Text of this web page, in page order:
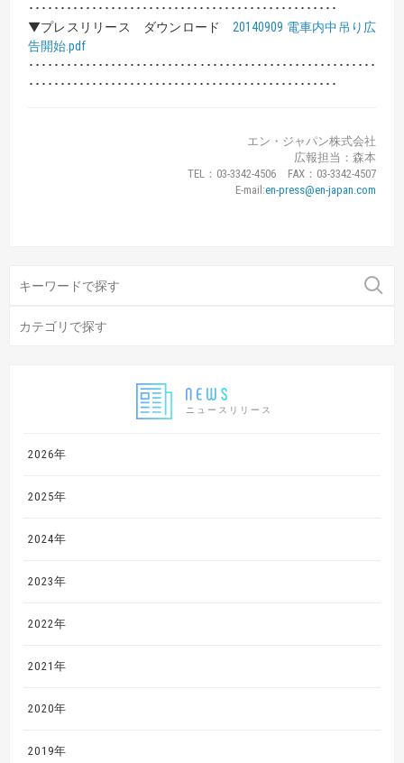
ニュースリリース
2026年
2025年
2024年
2023年
2022年
2021年
2020年
2019年
･････････････････････････････････････････････････
▼プレスリリース ダウンロード 20140909 電車内中吊り広
告開始.pdf
･･･････････････････････････････････････････････････････
･････････････････････････････････････････････････
エン・ジャパン株式会社
広報担当：森本
TEL：03-3342-4506 FAX：03-3342-4507
E-mail:en-press@en-japan.com